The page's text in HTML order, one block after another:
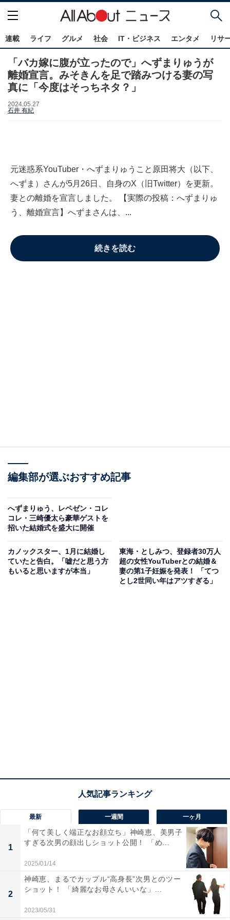
連載 ライフ グルメ 社会 IT・ビジネス エンタメ リサ
「バカ嫁に腹が立ったので」へずまりゅうが
離婚宣言。みそきんを足で踏みつける妻の写
真に「今度はそっちネタ？」
2024.05.27
石井 有紀
元迷惑系YouTuber・へずまりゅうこと原田将大（以下、
へずま）さんが5月26日、自身のX（旧Twitter）を更新。
妻との離婚を宣言しました。 【実際の投稿：へずまりゅ
う、離婚宣言】へずまさんは、...
続きを読む
編集部が選ぶおすすめ記事
へずまりゅう、レペゼン・コレ
コレ・三崎優太ら豪華ゲストを
招いた結婚式を盛大に開催
カノックスター、1月に結婚し
ていたと告白。「嘘だと思う方
もいると思いますが本当」
東海・としみつ、登録者30万人
超の女性YouTuberとの結婚＆
妻の第1子妊娠を発表！ 「てつ
とし2世同い年はアツすぎる」
最新 一週間 一ヶ月
1
「何て美しく端正なお顔立ち」神崎恵、美男子
すぎる次男の顔出しショット公開！ 「め...
2025/01/14
2
神崎恵、まるでカップル“高身長”次男とのツー
ショット！ 「綺麗なお母さんいいな」...
2023/05/31